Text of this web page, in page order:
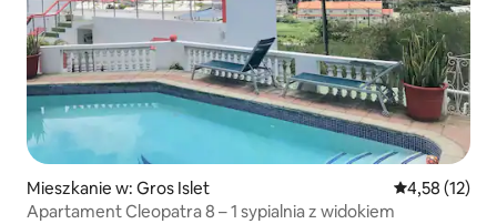
Mieszkanie w: Gros Islet Średnia
4,58 (12)
Apartament Cleopatra 8 – 1 sypialnia z widokiem